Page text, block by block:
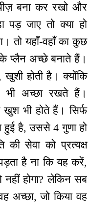
बना कर रखो और
पड़ जाए तो क्या हो
तो यहाँ-वहाँ का कुछ
प्लैन अच्छे बनाते हैं।
होती है। क्योंकि
अच्छा रखते हैं।
भी होते हैं। सिर्फ
हुई है, उससे 4 गुणा हो
की सेवा को प्रत्यक्ष
है ना कि यह करें,
नहीं होगा? लेकिन सब
अच्छा, जो किया वह